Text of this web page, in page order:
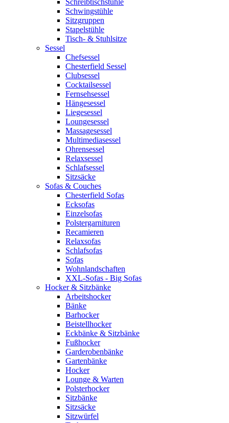
Schreibtischstühle
Schwingstühle
Sitzgruppen
Stapelstühle
Tisch- & Stuhlsitze
Sessel
Chefsessel
Chesterfield Sessel
Clubsessel
Cocktailsessel
Fernsehsessel
Hängesessel
Liegesessel
Loungesessel
Massagesessel
Multimediasessel
Ohrensessel
Relaxsessel
Schlafsessel
Sitzsäcke
Sofas & Couches
Chesterfield Sofas
Ecksofas
Einzelsofas
Polstergarnituren
Recamieren
Relaxsofas
Schlafsofas
Sofas
Wohnlandschaften
XXL-Sofas - Big Sofas
Hocker & Sitzbänke
Arbeitshocker
Bänke
Barhocker
Beistellhocker
Eckbänke & Sitzbänke
Fußhocker
Garderobenbänke
Gartenbänke
Hocker
Lounge & Warten
Polsterhocker
Sitzbänke
Sitzsäcke
Sitzwürfel